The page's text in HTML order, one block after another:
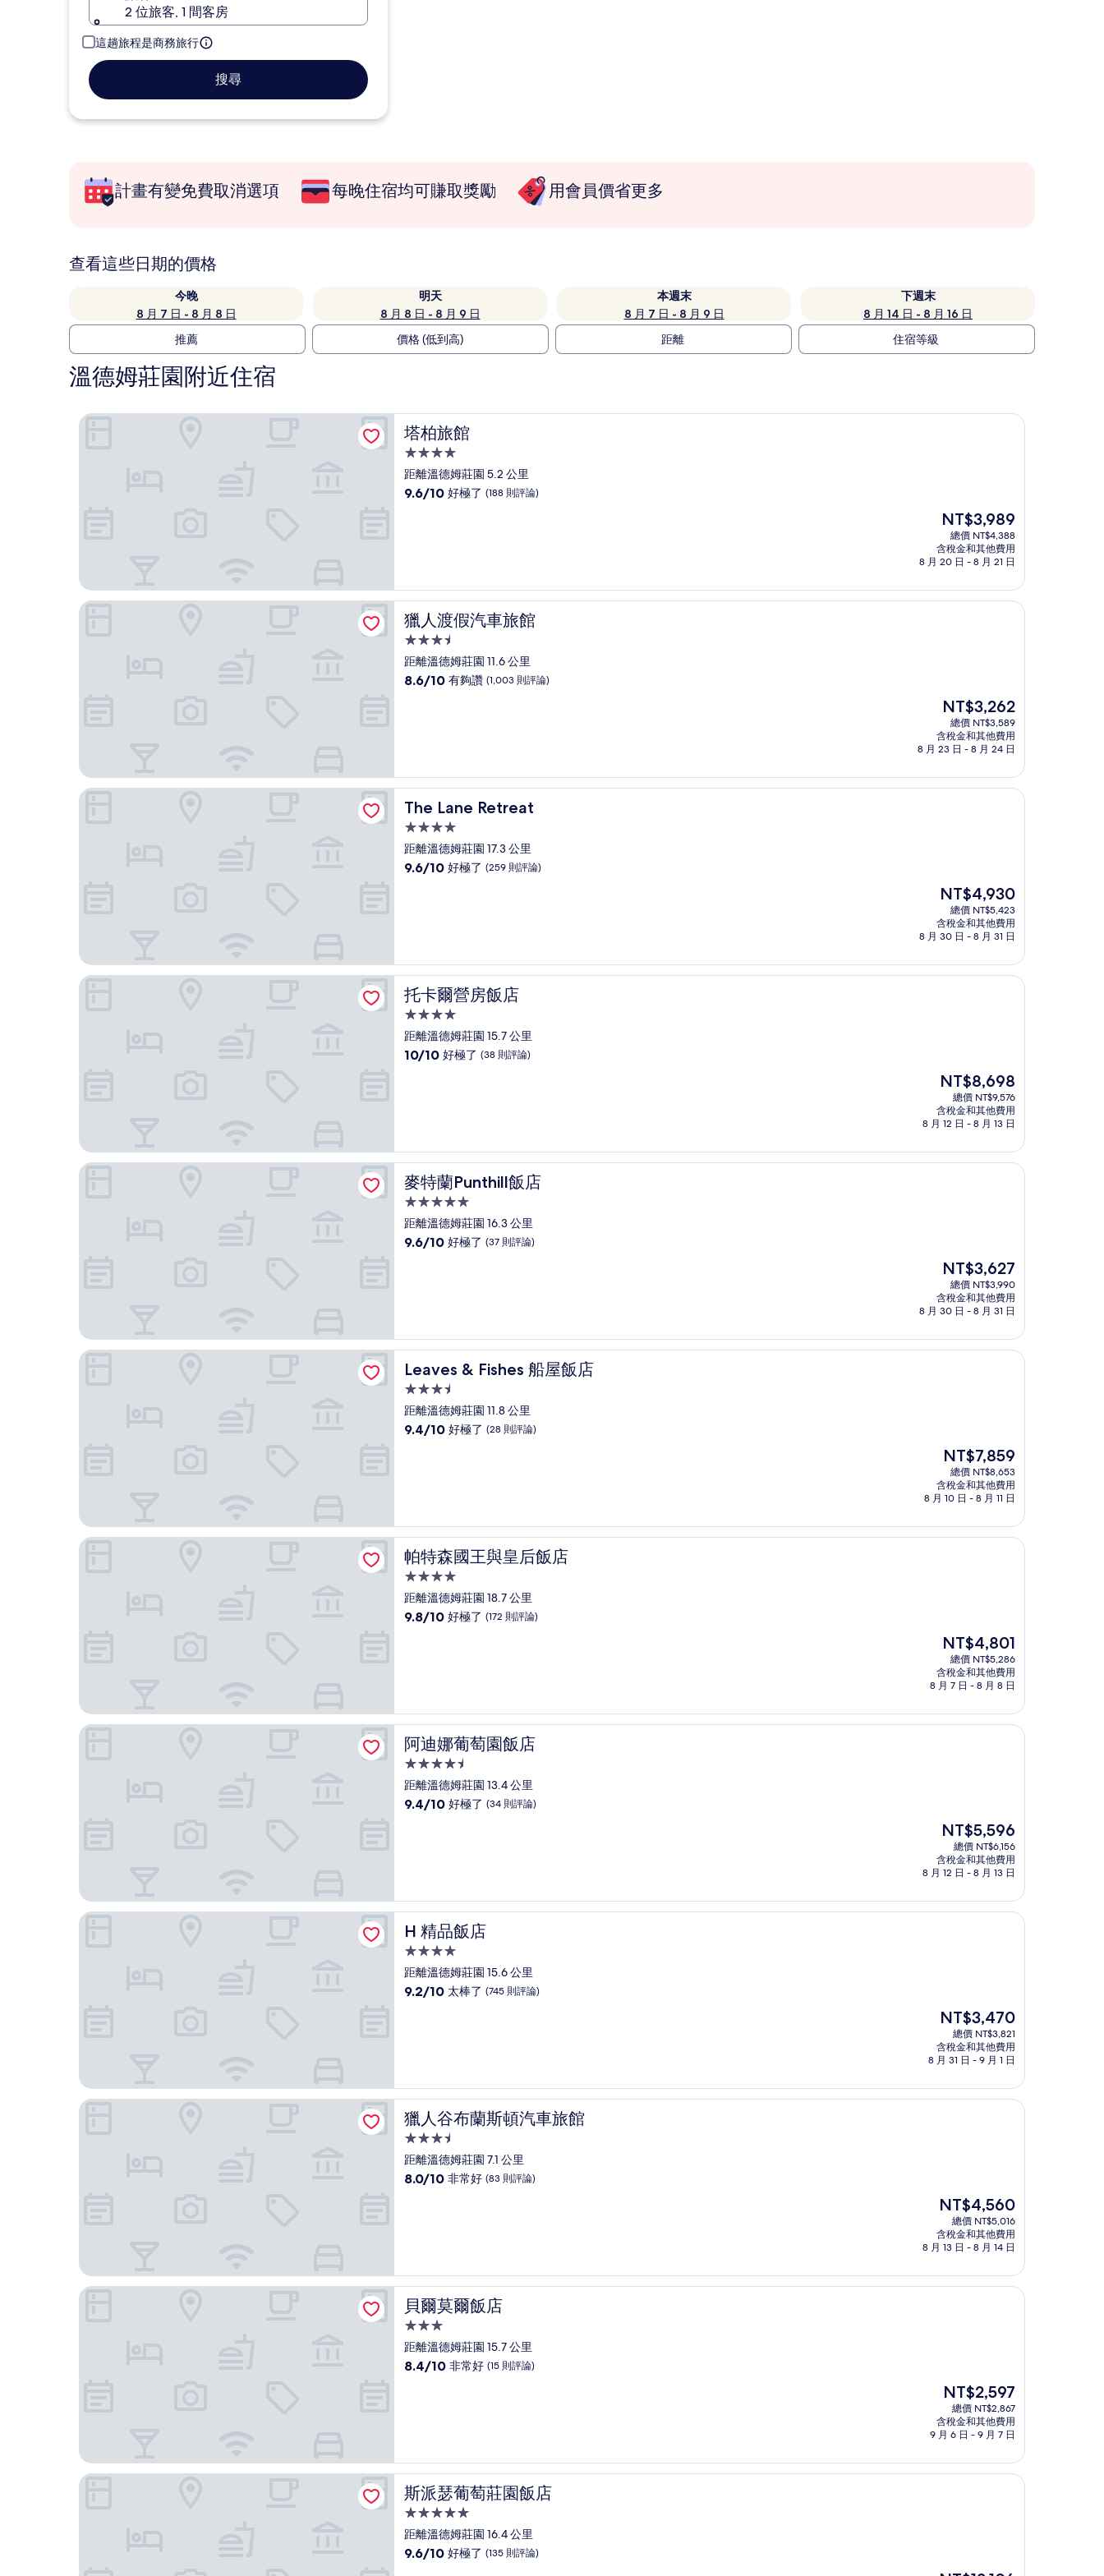
2 位旅客, 1 間客房
這趟旅程是商務旅行
搜尋
計畫有變免費取消選項 每晚住宿均可賺取獎勵 用會員價省更多
查看這些日期的價格
今晚
8 月 7 日 - 8 月 8 日
明天
8 月 8 日 - 8 月 9 日
本週末
8 月 7 日 - 8 月 9 日
下週末
8 月 14 日 - 8 月 16 日
推薦
價格 (低到高) 距離 住宿等級
溫德姆莊園附近住宿
塔柏旅館
塔柏旅館
4.0
星
級
距離溫德姆莊園 5.2 公里
9.6
極
了，
(188
則
評
論)
9.6/10 好極了 (188 則評論)
現
在
價
格
NT$3,989
NT$3,989
總價 NT$4,388
含稅金和其他費用
8 月 20 日 - 8 月 21 日
塔柏旅館
獵人渡假汽車旅館
獵人渡假汽車旅館
3.5
星
級
距離溫德姆莊園 11.6 公里
8.6
夠
(1,003
則
評
論)
8.6/10 有夠讚 (1,003 則評論)
現
在
價
格
NT$3,262
NT$3,262
總價 NT$3,589
含稅金和其他費用
8 月 23 日 - 8 月 24 日
獵人渡假汽車旅館
The Lane Retreat
The Lane Retreat
4.0
星
級
距離溫德姆莊園 17.3 公里
9.6
極
了，
(259
則
評
論)
9.6/10 好極了 (259 則評論)
現
價
格
NT$4,930
NT$4,930
總價 NT$5,423
含稅金和其他費用
8 月 30 日 - 8 月 31 日
The Lane Retreat
托卡爾營房飯店
托卡爾營房飯店
4.0
星
級
距離溫德姆莊園 15.7 公里
10.0
極
了，
(38
則
評
論)
10/10 好極了 (38 則評論)
現
價
格
NT$8,698
NT$8,698
總價 NT$9,576
含稅金和其他費用
8 月 12 日 - 8 月 13 日
托卡爾營房飯店
麥特蘭Punthill飯店
麥特蘭Punthill飯店
5.0
星
級
距離溫德姆莊園 16.3 公里
9.6
極
(37
則
評
論)
9.6/10 好極了 (37 則評論)
現
在
價
格
NT$3,627
NT$3,627
總價 NT$3,990
含稅金和其他費用
8 月 30 日 - 8 月 31 日
麥特蘭Punthill飯店
Leaves & Fishes 船屋飯店
Leaves & Fishes 船屋飯店
3.5
星
級
距離溫德姆莊園 11.8 公里
9.4
極
了，
(28
則
評
論)
9.4/10 好極了 (28 則評論)
現
在
價
格
NT$7,859
NT$7,859
總價 NT$8,653
含稅金和其他費用
8 月 10 日 - 8 月 11 日
Leaves & Fishes 船屋飯店
帕特森國王與皇后飯店
帕特森國王與皇后飯店
4.0
星
級
距離溫德姆莊園 18.7 公里
9.8
極
了，
(172
則
評
論)
9.8/10 好極了 (172 則評論)
現
在
價
格
NT$4,801
NT$4,801
總價 NT$5,286
含稅金和其他費用
8 月 7 日 - 8 月 8 日
帕特森國王與皇后飯店
阿迪娜葡萄園飯店
阿迪娜葡萄園飯店
4.5
星
級
距離溫德姆莊園 13.4 公里
9.4
極
了，
(34
則
評
論)
9.4/10 好極了 (34 則評論)
現
價
格
NT$5,596
NT$5,596
總價 NT$6,156
含稅金和其他費用
8 月 12 日 - 8 月 13 日
阿迪娜葡萄園飯店
H 精品飯店
H 精品飯店
4.0
星
級
距離溫德姆莊園 15.6 公里
9.2
棒
了，
(745
則
評
論)
9.2/10 太棒了 (745 則評論)
現
價
格
NT$3,470
NT$3,470
總價 NT$3,821
含稅金和其他費用
8 月 31 日 - 9 月 1 日
H 精品飯店
獵人谷布蘭斯頓汽車旅館
獵人谷布蘭斯頓汽車旅館
3.5
星
級
距離溫德姆莊園 7.1 公里
8.0
常
好，
(83
則
評
論)
8.0/10 非常好 (83 則評論)
現
價
格
NT$4,560
NT$4,560
總價 NT$5,016
含稅金和其他費用
8 月 13 日 - 8 月 14 日
獵人谷布蘭斯頓汽車旅館
貝爾莫爾飯店
貝爾莫爾飯店
3.0
星
級
距離溫德姆莊園 15.7 公里
8.4
常
好，
(15
則
評
論)
8.4/10 非常好 (15 則評論)
現
在
價
格
NT$2,597
NT$2,597
總價 NT$2,867
含稅金和其他費用
9 月 6 日 - 9 月 7 日
貝爾莫爾飯店
斯派瑟葡萄莊園飯店
斯派瑟葡萄莊園飯店
5.0
星
級
距離溫德姆莊園 16.4 公里
9.6
9.6/10 好極了 (135 則評論)
斯派瑟葡萄莊園飯店